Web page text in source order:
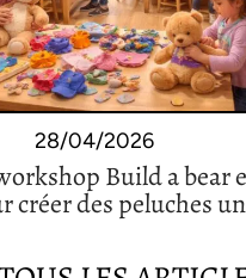
28/04/2026
Build a bear
créer des peluches